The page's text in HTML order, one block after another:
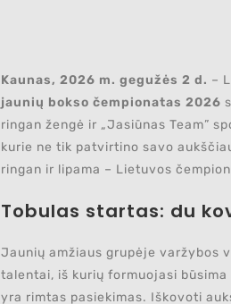
Kaunas, 2026 m. gegužės 2 d. –
jaunių bokso čempionatas 2026
ringan žengė ir „Jasiūnas Team”
kurie ne tik patvirtino savo
ringan ir lipama – Lietuvos
Tobulas startas: du
Jaunių amžiaus grupėje varžybos
talentai, iš kurių formuojasi
yra rimtas pasiekimas. Iškovoti